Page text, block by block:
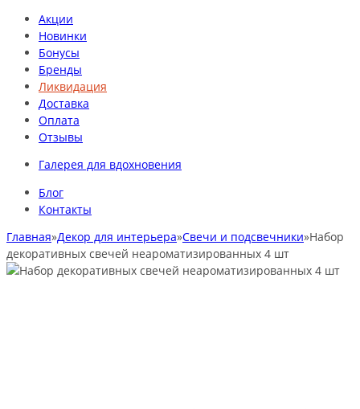
Акции
Новинки
Бонусы
Бренды
Ликвидация
Доставка
Оплата
Отзывы
Галерея для вдохновения
Блог
Контакты
Главная»Декор для интерьера»Свечи и подсвечники»Набор
декоративных свечей неароматизированных 4 шт